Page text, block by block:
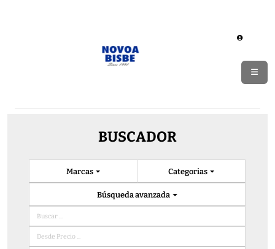
BUSCADOR
Categorias
Marcas
Búsqueda avanzada